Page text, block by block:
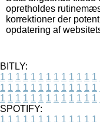
opretholdes
korrektioner der
opdatering af
BITLY:
1 1 1 1 1 1 1 1 1 1 1 1 1
1 1 1 1 1 1 1 1 1 1 1 1 1
1 1 1 1 1 1 1 1 1 1 1 1 1
SPOTIFY:
1 1 1 1 1 1 1 1 1 1 1 1 1